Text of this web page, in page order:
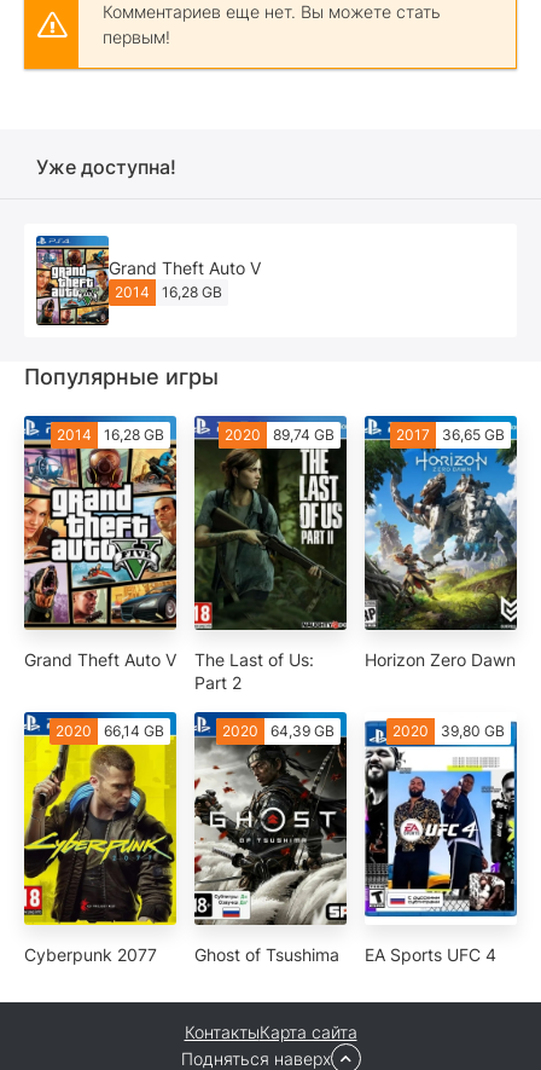
Комментариев еще нет. Вы можете стать
первым!
Уже доступна!
Grand Theft Auto V
2014 16,28 GB
Популярные игры
2014 16,28 GB
Grand Theft Auto V
2020 89,74 GB
The Last of Us:
Part 2
2017 36,65 GB
Horizon Zero Dawn
2020 66,14 GB
Cyberpunk 2077
2020 64,39 GB
Ghost of Tsushima
2020 39,80 GB
EA Sports UFC 4
КонтактыКарта сайта
Подняться наверх